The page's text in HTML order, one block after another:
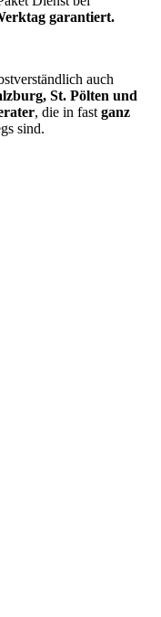
garantiert.
auch
St. Pölten und
, die in fast ganz
sind.